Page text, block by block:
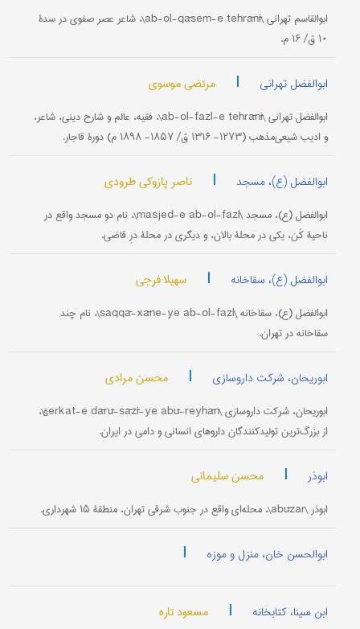
ابوالقاسم تهرانی \ab-ol-qāsem-e tehrānī\، شاعر عصر صفوی در سدۀ
۱۰ ق/ ۱۶ م.
ابوالفضل تهرانی | مرتضی موسوی
ابوالفضل تهرانی \ab-ol-fazl-e tehrānī\، فقیه، عالم و شارح دینی، شاعر،
و ادیب شیعی‌مذهب (۱۲۷۳- ۱۳۱۶ ق/ ۱۸۵۷- ۱۸۹۸ م) دورۀ قاجار.
ابوالفضل (ع)، مسجد | ناصر پازوکی طرودی
ابوالفضل (ع)، مسجد \masjed-e ab-ol-fazl\، نام دو مسجد واقع در
ناحیۀ کَن، یکی در محلۀ بالان، و دیگری در محلۀ درِ قاضی.
ابوالفضل (ع)، سقاخانه | سهیلا فرجی
ابوالفضل (ع)، سقاخانه \saqqā-xāne-ye ab-ol-fazl\، نام چند
سقاخانه در تهران.
ابوریحان، شرکت داروسازی | محسن مرادی
ابوریحان، شرکت داروسازی \šerkat-e dārū-sāzī-ye abū-reyhān\،
از بزرگ‌ترین تولیدکنندگان داروهای انسانی و دامی در ایران.
ابوذر | محسن سلیمانی
ابوذر \abūzar\، محله‌ای واقع در جنوب شرقی تهران، منطقۀ ۱۵ شهرداری.
ابوالحسن خان، منزل و موزه |
ابن سینا، کتابخانه | مسعود تاره